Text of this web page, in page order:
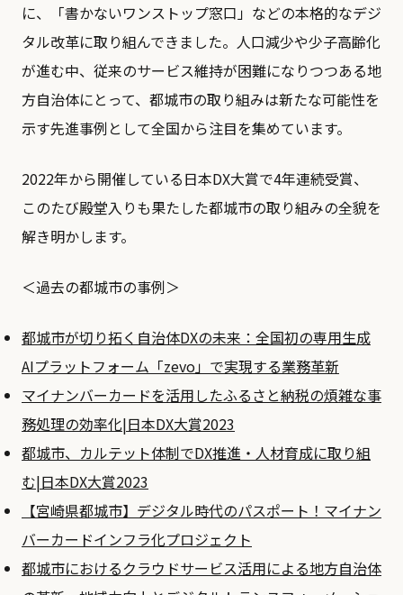
に、「書かないワンストップ窓口」などの本格的なデジ
タル改革に取り組んできました。人口減少や少子高齢化
が進む中、従来のサービス維持が困難になりつつある地
方自治体にとって、都城市の取り組みは新たな可能性を
示す先進事例として全国から注目を集めています。
2022年から開催している日本DX大賞で4年連続受賞、
このたび殿堂入りも果たした都城市の取り組みの全貌を
解き明かします。
＜過去の都城市の事例＞
都城市が切り拓く自治体DXの未来：全国初の専用生成
AIプラットフォーム「zevo」で実現する業務革新
マイナンバーカードを活用したふるさと納税の煩雑な事
務処理の効率化|日本DX大賞2023
都城市、カルテット体制でDX推進・人材育成に取り組
む|日本DX大賞2023
【宮崎県都城市】デジタル時代のパスポート！マイナン
バーカードインフラ化プロジェクト
都城市におけるクラウドサービス活用による地方自治体